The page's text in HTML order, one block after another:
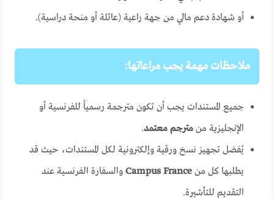
أو شهادة دعم مالي من جهة راعية (عائلة أو منحة دراسية).
ملاحظات مهمة يجب مراعاتها:
جميع المستندات يجب أن تكون مترجمة رسمياً للفرنسية أو
الإنجليزية منمترجم معتمد.
يُفضل تجهيز نسخ ورقية وإلكترونية لكل المستندات، حيث قد
يطلبها كل منCampus France والسفارة الفرنسية عند
التقديم للتأشيرة.